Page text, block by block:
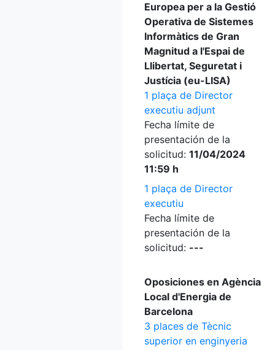
Europea per a la Gestió
Operativa de Sistemes
Informàtics de Gran
Magnitud a l'Espai de
Llibertat, Seguretat i
Justícia (eu-LISA)
1 plaça de Director
executiu adjunt
Fecha límite de
presentación de la
solicitud: 11/04/2024
11:59 h
1 plaça de Director
executiu
Fecha límite de
presentación de la
solicitud: ---
Oposiciones en Agència
Local d'Energia de
Barcelona
3 places de Tècnic
superior en enginyeria